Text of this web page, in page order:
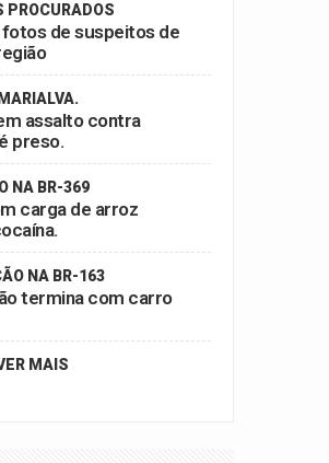
PROCURADOS
fotos de suspeitos de
assalto contra
preso.
NA BR-369
carga de arroz
NA BR-163
termina com carro
MAIS